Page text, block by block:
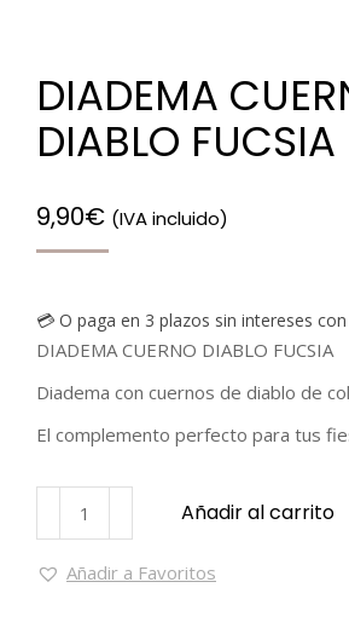
DIADEMA
DIABLO FUCSIA
9,90€ (IVA incluido)
💳 O paga en 3 plazos sin intereses
DIADEMA CUERNO DIABLO FUCSIA
Diadema con cuernos de diablo de
El complemento perfecto para tus
Añadir al carrito
Añadir a Favoritos